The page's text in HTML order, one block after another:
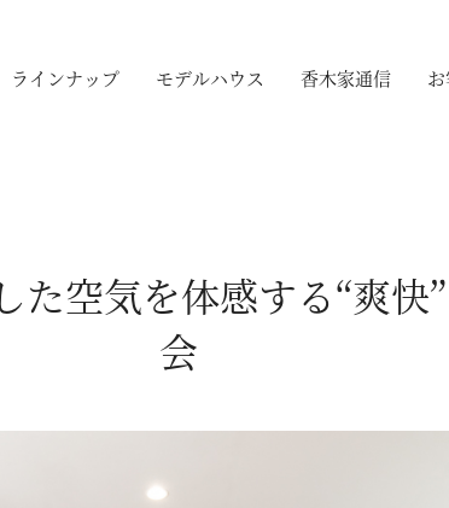
ラインナップ モデルハウス 香木家通信
た空気を体感する“爽
会